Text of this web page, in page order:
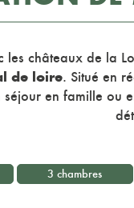
châteaux de la
de loire. Situé en
en famille ou
3 chambres